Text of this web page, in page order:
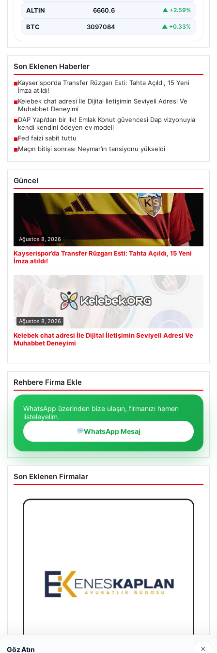
ALTIN 6660.6 ▲ +2.59%
BTC 3097084 ▲ +0.33%
Son Eklenen Haberler
■Kayserispor’da Transfer Rüzgarı Esti: Tahta Açıldı, 15 Yeni
İmza atıldı!
■Kelebek chat adresi İle Dijital İletişimin Seviyeli Adresi Ve
Muhabbet Deneyimi
■DAP Yapı’dan bir ilk! Emlak Konut güvencesi Dap vizyonuyla
kendi kendini ödeyen ev modeli
■Fed faizi sabit tuttu
■Maçın bitişi sonrası Neymar’ın tansiyonu yükseldi
Güncel
Ağustos 8, 2026
Kayserispor’da Transfer Rüzgarı Esti: Tahta Açıldı, 15 Yeni
İmza atıldı!
Ağustos 8, 2026
Kelebek chat adresi İle Dijital İletişimin Seviyeli Adresi Ve
Muhabbet Deneyimi
Rehbere Firma Ekle
WhatsApp üzerinden bize ulaşın, firmanızı hemen
listeleyelim.
WhatsApp Mesaj
Son Eklenen Firmalar
Göz Atın ×